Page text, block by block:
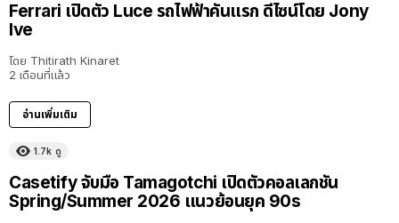
Ferrari เปิดตัว Luce รถไฟฟ้าคันแรก ดีไซน์โดย Jony
Ive
โดย Thitirath Kinaret
2 เดือนที่แล้ว
อ่านเพิ่มเติม
1.7k ดู
Casetify จับมือ Tamagotchi เปิดตัวคอลเลกชัน
Spring/Summer 2026 แนวย้อนยุค 90s